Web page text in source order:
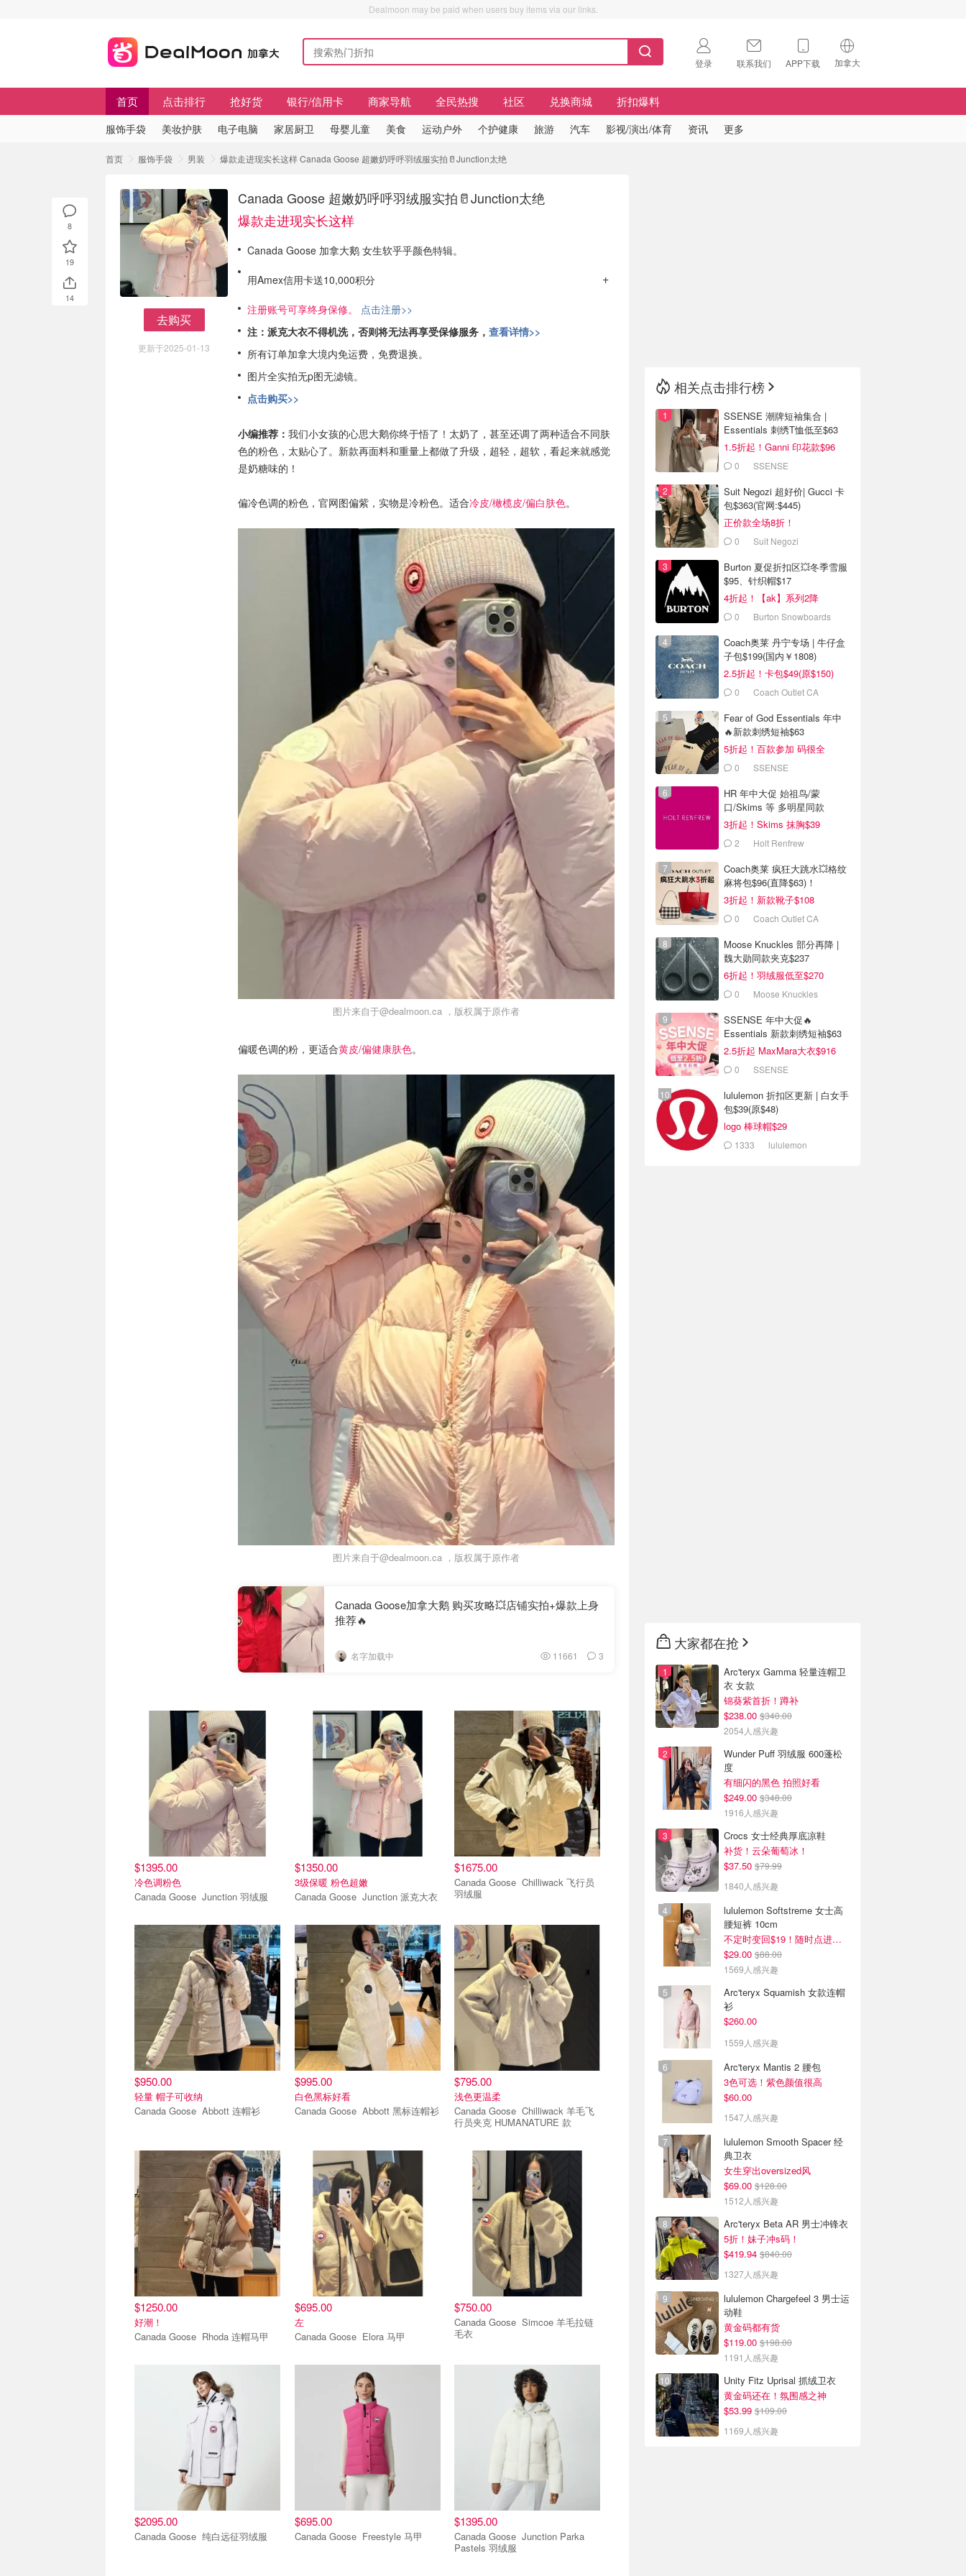
Dealmoon may be paid when users buy items via our links.
登录 联系我们 APP下载 加拿大
🇺🇸
首页 点击排行 抢好货 银行/信用卡 商家导航 全民热搜 社区 兑换商城 折扣爆料
服饰手袋 美妆护肤 电子电脑 家居厨卫 母婴儿童 美食 运动户外 个护健康 旅游 汽车 影视/演出/体育 资讯 更多
首页 服饰手袋 男装 爆款走进现实长这样 Canada Goose 超嫩奶呼呼羽绒服实拍🥛Junction太绝
去购买
更新于2025-01-13
Canada Goose 超嫩奶呼呼羽绒服实拍🥛Junction太绝
爆款走进现实长这样
Canada Goose 加拿大鹅 女生软乎乎颜色特辑。
用Amex信用卡送10,000积分
注册账号可享终身保修。
点击注册>>
注：派克大衣不得机洗，否则将无法再享受保修服务， 查看详情>>
所有订单加拿大境内免运费，免费退换。
图片全实拍无p图无滤镜。
点击购买>>
小编推荐： 我们小女孩的心思大鹅你终于悟了！太奶了，甚至还调了两种适合不同肤
色的粉色，太贴心了。新款再面料和重量上都做了升级，超轻，超软，看起来就感觉
是奶糖味的！
偏冷色调的粉色，官网图偏紫，实物是冷粉色。适合冷皮/橄榄皮/偏白肤色。
图片来自于@dealmoon.ca ，版权属于原作者
偏暖色调的粉，更适合黄皮/偏健康肤色。
图片来自于@dealmoon.ca ，版权属于原作者
Canada Goose加拿大鹅 购买攻略💥店铺实拍+爆款上身
推荐🔥
名字加载中 11661 3
$1395.00
冷色调粉色
Canada Goose Junction 羽绒服
$1350.00
3级保暖 粉色超嫩
Canada Goose Junction 派克大衣
$1675.00
Canada Goose Chilliwack 飞行员
羽绒服
$950.00
轻量 帽子可收纳
Canada Goose Abbott 连帽衫
$995.00
白色黑标好看
Canada Goose Abbott 黑标连帽衫
$795.00
浅色更温柔
Canada Goose Chilliwack 羊毛飞
行员夹克 HUMANATURE 款
$1250.00
好潮！
Canada Goose Rhoda 连帽马甲
$695.00
左
Canada Goose Elora 马甲
$750.00
Canada Goose Simcoe 羊毛拉链
毛衣
$2095.00
Canada Goose 纯白远征羽绒服
$695.00
Canada Goose Freestyle 马甲
$1395.00
Canada Goose Junction Parka
Pastels 羽绒服
8
19
14
相关点击排行榜
SSENSE 潮牌短袖集合 |
Essentials 刺绣T恤低至$63
1.5折起！Ganni 印花款$96
0 SSENSE
Suit Negozi 超好价| Gucci 卡
包$363(官网:$445)
正价款全场8折！
0 Suit Negozi
Burton 夏促折扣区💥冬季雪服
$95、针织帽$17
4折起！【ak】系列2降
0
Burton Snowboards
Coach奥莱 丹宁专场 | 牛仔盒
子包$199(国内￥1808)
2.5折起！卡包$49(原$150)
0 Coach Outlet CA
Fear of God Essentials 年中
🔥新款刺绣短袖$63
5折起！百款参加 码很全
0 SSENSE
HR 年中大促 始祖鸟/蒙
口/Skims 等 多明星同款
3折起！Skims 抹胸$39
2 Holt Renfrew
Coach奥莱 疯狂大跳水💥格纹
麻将包$96(直降$63)！
3折起！新款靴子$108
0 Coach Outlet CA
Moose Knuckles 部分再降 |
魏大勋同款夹克$237
6折起！羽绒服低至$270
0 Moose Knuckles
SSENSE 年中大促🔥
Essentials 新款刺绣短袖$63
2.5折起 MaxMara大衣$916
(原$2130)
0 SSENSE
lululemon 折扣区更新 | 白女手
包$39(原$48)
logo 棒球帽$29
1333 lululemon
大家都在抢
Arc'teryx Gamma 轻量连帽卫
衣 女款
锦葵紫首折！蹲补
$238.00 $340.00
2054人感兴趣
Wunder Puff 羽绒服 600蓬松
度
有细闪的黑色 拍照好看
$249.00 $348.00
1916人感兴趣
Crocs 女士经典厚底凉鞋
补货！云朵葡萄冰！
$37.50 $79.99
1840人感兴趣
lululemon Softstreme 女士高
腰短裤 10cm
不定时变回$19！随时点进来看
$29.00 $88.00
1569人感兴趣
Arc'teryx Squamish 女款连帽
衫
$260.00
1559人感兴趣
Arc'teryx Mantis 2 腰包
3色可选！紫色颜值很高
$60.00
1547人感兴趣
lululemon Smooth Spacer 经
典卫衣
女生穿出oversized风
$69.00 $128.00
1512人感兴趣
Arc'teryx Beta AR 男士冲锋衣
5折！妹子冲s码！
$419.94 $840.00
1327人感兴趣
lululemon Chargefeel 3 男士运
动鞋
黄金码都有货
$119.00 $198.00
1191人感兴趣
Unity Fitz Uprisal 抓绒卫衣
黄金码还在！氛围感之神
$53.99 $109.00
1169人感兴趣